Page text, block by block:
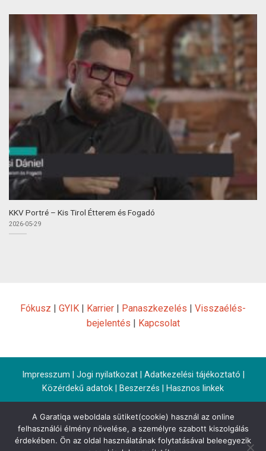
KKV Portré – Kis Tirol Étterem és Fogadó
2026-05-29
Fókusz GYIK Karrier Panaszkezelés
Visszaélés-
bejelentés
Kapcsolat
Impresszum Jogi nyilatkozat| Adatkezelési tájékoztató
Közérdekű adatok
Beszerzés Hasznos linkek
A Garatiqa weboldala sütiket(cookie) használ az online
felhasználói élmény növelése, a személyre szabott kiszolgálás
érdekében. Ön az oldal használatának folytatásával beleegyezik